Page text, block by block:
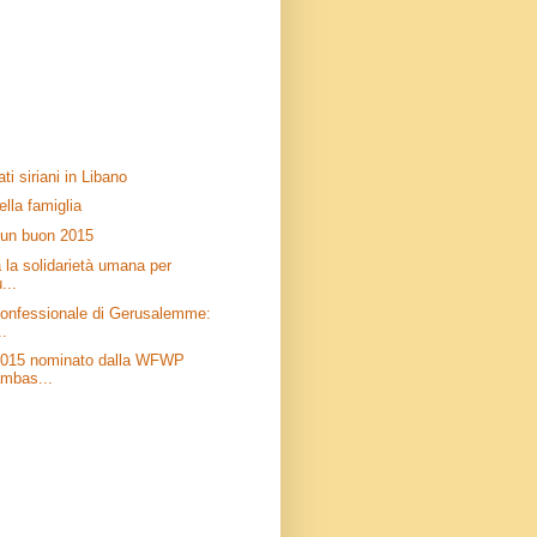
siriani in Libano
famiglia
buon 2015
la solidarietà umana per
di Gerusalemme:
nominato dalla WFWP